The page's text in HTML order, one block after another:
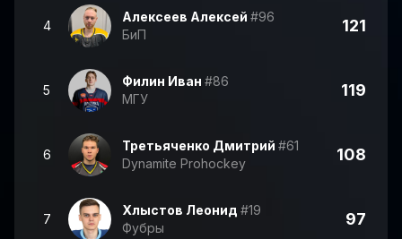
4
Алексеев Алексей #96
БиП
121
5
Филин Иван #86
МГУ
119
6
Третьяченко Дмитрий #61
Dynamite Prohockey
108
7
Хлыстов Леонид #19
Фубры
97